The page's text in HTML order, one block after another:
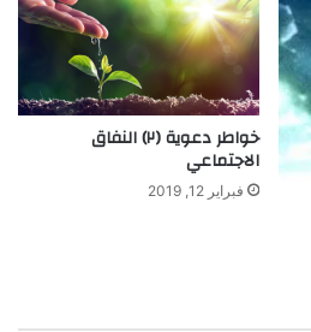
خواطر دعوية (٢) النفاق
الاجتماعي
فبراير 12, 2019